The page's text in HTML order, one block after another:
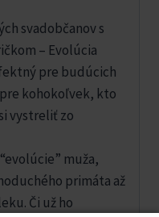
svadobčanov s
– Evolúcia
pre budúcich
kohokoľvek, kto
vystreliť zo
muža,
primáta až
Či už ho